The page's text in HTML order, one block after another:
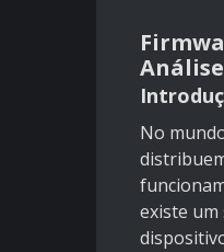
No
existe um